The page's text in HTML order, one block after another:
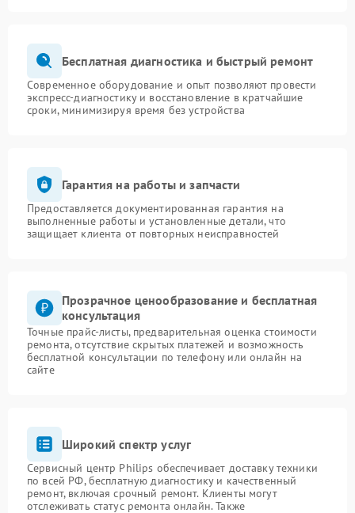
Бесплатная диагностика и быстрый ремонт
Современное оборудование и опыт позволяют провести
экспресс-диагностику и восстановление в кратчайшие
сроки, минимизируя время без устройства
Гарантия на работы и запчасти
Предоставляется документированная гарантия на
выполненные работы и установленные детали, что
защищает клиента от повторных неисправностей
Прозрачное ценообразование и бесплатная
консультация
Точные прайс-листы, предварительная оценка стоимости
ремонта, отсутствие скрытых платежей и возможность
бесплатной консультации по телефону или онлайн на
сайте
Широкий спектр услуг
Сервисный центр Philips обеспечивает доставку техники
по всей РФ, бесплатную диагностику и качественный
ремонт, включая срочный ремонт. Клиенты могут
отслеживать статус ремонта онлайн. Также